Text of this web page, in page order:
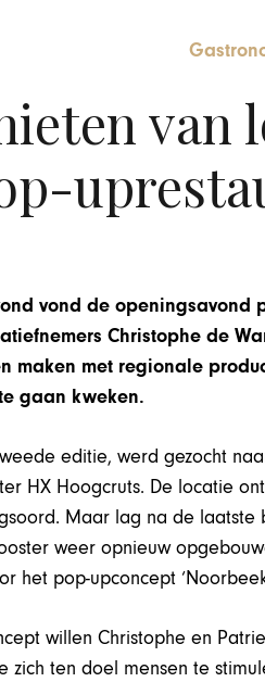
van
vond de openingsavond
Christophe de
maken met regionale
gaan kweken.
editie, werd gezocht
HX Hoogcruts. De locatie
Maar lag na de laatste
weer opnieuw
het pop-upconcept
willen Christophe en
zich ten doel mensen te